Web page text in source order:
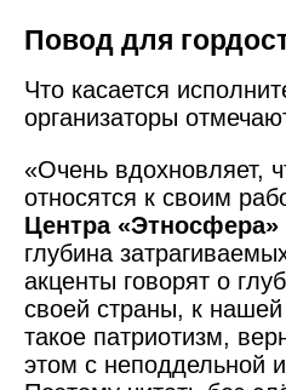
Повод для
Что касается
организаторы
«Очень вдохновляет,
относятся к своим
Центра
глубина
акценты говорят о
своей страны, к
такое патриотизм,
этом с неподдельной